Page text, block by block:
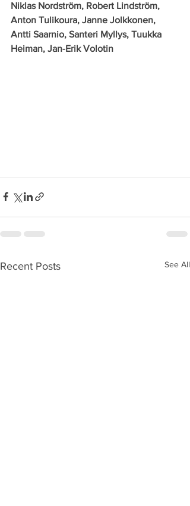
Niklas Nordström, Robert Lindström,
Anton Tulikoura, Janne Jolkkonen,
Antti Saarnio, Santeri Myllys, Tuukka
Heiman, Jan-Erik Volotin
Recent Posts See All